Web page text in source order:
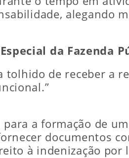
alegando
da Fazenda
de receber a
a formação de
documentos
à indenização por